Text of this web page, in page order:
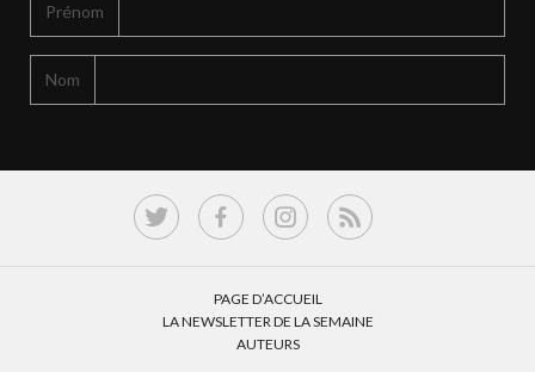
Prénom
Nom
PAGE D’ACCUEIL
LA NEWSLETTER DE LA SEMAINE
AUTEURS